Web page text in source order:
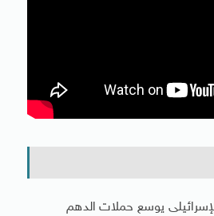
يوسع حملات الدهم